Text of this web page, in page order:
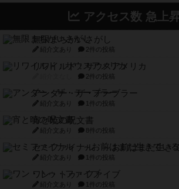
アクセス数 急上
無限まちがいさがし
紹介文あり 2件の投稿
リワイルド：サウスアメリカ
2件の投稿
アンダー・ザ・テーブラー
紹介文あり 1件の投稿
宵と暁の呪文書
紹介文あり 8件の投稿
セミファイナル ～お前はまだ生き
紹介文あり 1件の投稿
ワン・トゥ・ファイブ
紹介文あり 1件の投稿